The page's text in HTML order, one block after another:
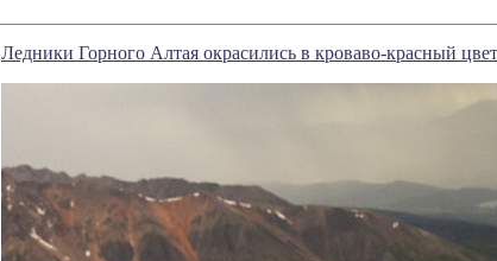
Ледники Горного Алтая окрасились в кроваво-красный цвет